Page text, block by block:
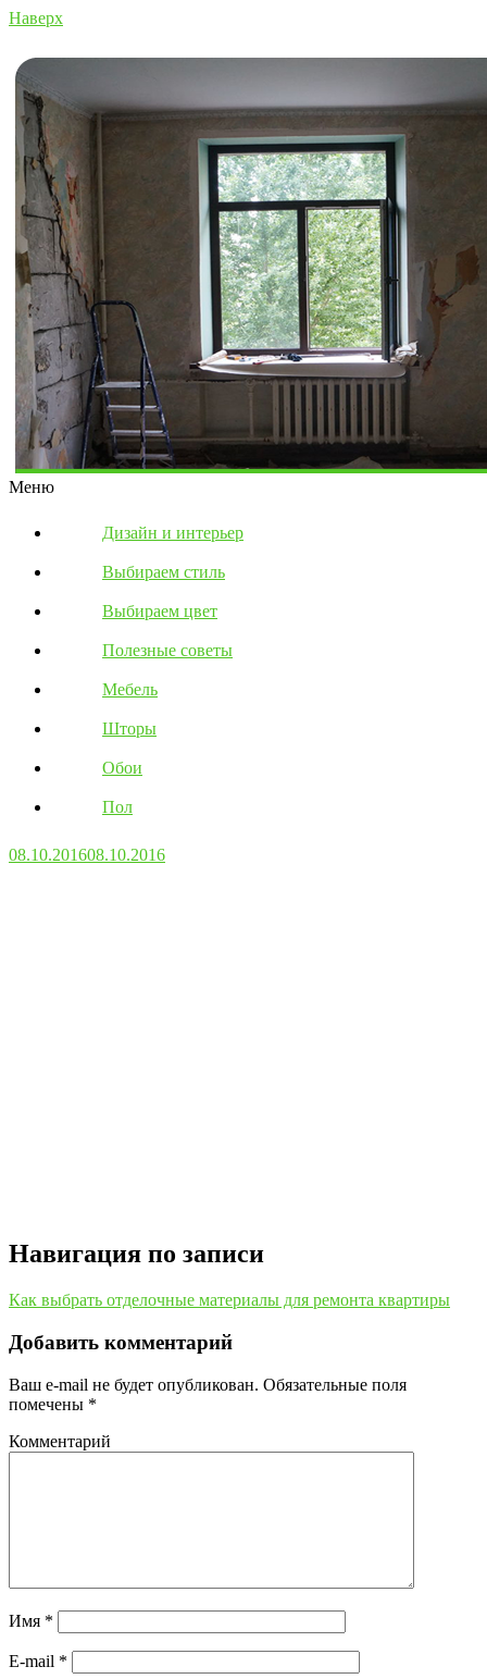
Наверх
Меню
Дизайн и интерьер
Выбираем стиль
Выбираем цвет
Полезные советы
Мебель
Шторы
Обои
Пол
08.10.201608.10.2016
Навигация по записи
Как выбрать отделочные материалы для ремонта квартиры
Добавить комментарий
Ваш e-mail не будет опубликован. Обязательные поля
помечены *
Комментарий
Имя *
E-mail *